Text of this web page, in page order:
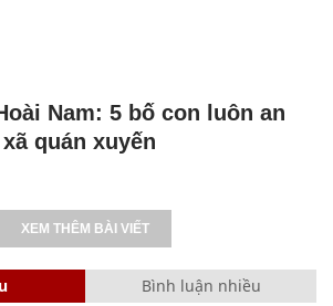
Nam: 5 bố con luôn an
quán xuyến
XEM THÊM BÀI VIẾT
Bình luận nhiều